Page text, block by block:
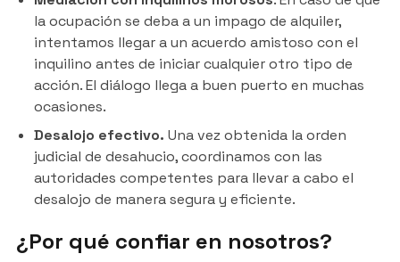
la ocupación se deba a un impago de alquiler,
intentamos llegar a un acuerdo amistoso con el
inquilino antes de iniciar cualquier otro tipo de
acción. El diálogo llega a buen puerto en muchas
ocasiones.
Desalojo efectivo. Una vez obtenida la orden
judicial de desahucio, coordinamos con las
autoridades competentes para llevar a cabo el
desalojo de manera segura y eficiente.
¿Por qué confiar en nosotros?